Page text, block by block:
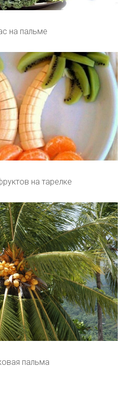
на пальме
на тарелке
пальма